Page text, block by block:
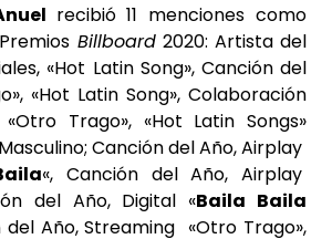
recibió 11 menciones como
Billboard2020: Artista del
«Hot Latin Song», Canción del
«Hot Latin Song», Colaboración
Trago», «Hot Latin Songs»
Canción del Año, Airplay
«, Canción del Año, Airplay
del Año, Digital «Baila Baila
del Año, Streaming «Otro Trago»,